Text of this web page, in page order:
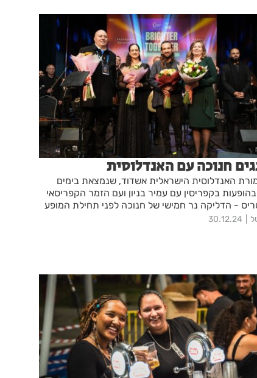
חנוכה עם האנדלוסית
האנדלוסית הישראלית אשדוד, שנמצאת בימים
בקפריסין עם עמיר בניון ועם הזמר הקפריסאי
- הדליקה נר חמישי של חנוכה לפני תחילת המופע
30.12.24